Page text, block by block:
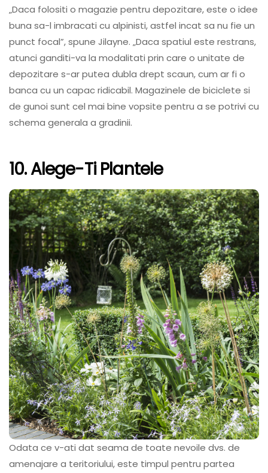
„Daca folositi o magazie pentru depozitare, este o idee
buna sa-l imbracati cu alpinisti, astfel incat sa nu fie un
punct focal”, spune Jilayne. „Daca spatiul este restrans,
atunci ganditi-va la modalitati prin care o unitate de
depozitare s-ar putea dubla drept scaun, cum ar fi o
banca cu un capac ridicabil. Magazinele de biciclete si
de gunoi sunt cel mai bine vopsite pentru a se potrivi cu
schema generala a gradinii.
10. Alege-Ti Plantele
Odata ce v-ati dat seama de toate nevoile dvs. de
amenajare a teritoriului, este timpul pentru partea